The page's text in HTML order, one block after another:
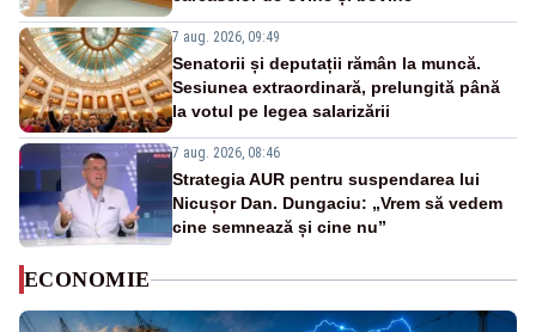
7 aug. 2026, 09:49
Senatorii și deputații rămân la muncă.
Sesiunea extraordinară, prelungită până
la votul pe legea salarizării
7 aug. 2026, 08:46
Strategia AUR pentru suspendarea lui
Nicușor Dan. Dungaciu: „Vrem să vedem
cine semnează și cine nu”
ECONOMIE